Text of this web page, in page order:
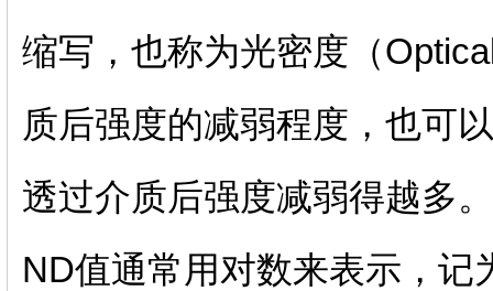
缩写，也称为光密度（
质后强度的减弱程度，也可
透过介质后强度减弱得越多。
ND值通常用对数来表示，